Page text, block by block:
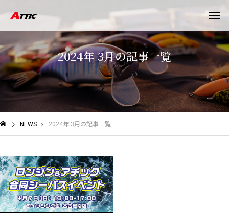
2024年3月の記事一覧
NEWS 2024年 3月の記事一覧